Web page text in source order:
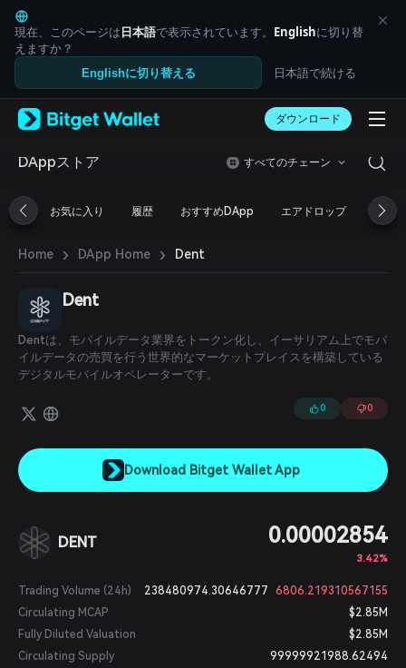
English
日本語
Tiếng Việt
Русский
Español (Latinoamérica)
Italiano
Deutsch
繁體中文
Português (Portugal)
ภาษาไทย
العربية
Español
Português (Brasil)
Español (Argentina)
現在、このページは日本語で表示されています。 Englishに切り替
えますか？
Englishに切り替える 日本語で続ける
ダウンロード
DAppストア すべてのチェーン
お気に入り 履歴 おすすめDApp エアドロップ DeFi
Home › DApp Home › Dent
Dent
Dentは、モバイルデータ業界をトークン化し、イーサリアム上でモバ
イルデータの売買を行う世界的なマーケットプレイスを構築している
デジタルモバイルオペレーターです。
0 0
Download Bitget Wallet App
DENT 0.00002854
3.42%
Trading Volume (24h) 238480974.30646777
6806.219310567155
Circulating MCAP
$2.85M
Fully Diluted Valuation
$2.85M
Circulating Supply
99999921988.62494